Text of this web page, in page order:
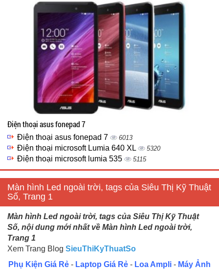
Điện thoại asus fonepad 7
Điện thoại asus fonepad 7 6013
Điện thoại microsoft Lumia 640 XL 5320
Điện thoại microsoft lumia 535 5115
Màn hình Led ngoài trời, tags của Siêu Thị Kỹ Thuật
Số, Trang 1
Màn hình Led ngoài trời, tags của Siêu Thị Kỹ Thuật
Số, nội dung mới nhất về Màn hình Led ngoài trời,
Trang 1
Xem Trang Blog SieuThiKyThuatSo
Phụ Kiện Giá Rẻ - Laptop Giá Rẻ - Loa Ampli - Máy Ảnh